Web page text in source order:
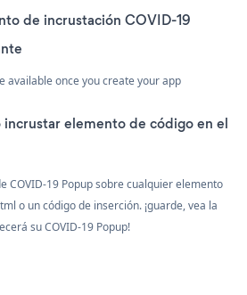
de incrustación COVID-19
available once you create your app
elemento de código en el
COVID-19 Popup sobre cualquier elemento
o un código de inserción. ¡guarde, vea la
su COVID-19 Popup!